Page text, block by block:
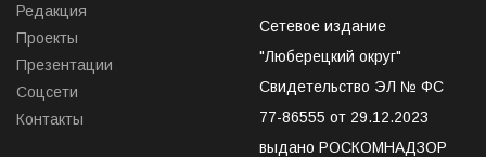
Редакция
Проекты
Презентации
Соцсети
Контакты
Сетевое издание
"Люберецкий округ"
Свидетельство ЭЛ № ФС
77-86555 от 29.12.2023
выдано РОСКОМНАДЗОР